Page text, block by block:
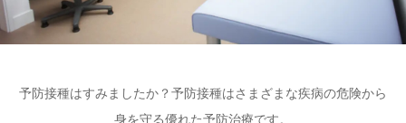
予防接種はすみましたか？予防接種はさまざまな疾病の危険から
身を守る優れた予防治療です。
アクセス